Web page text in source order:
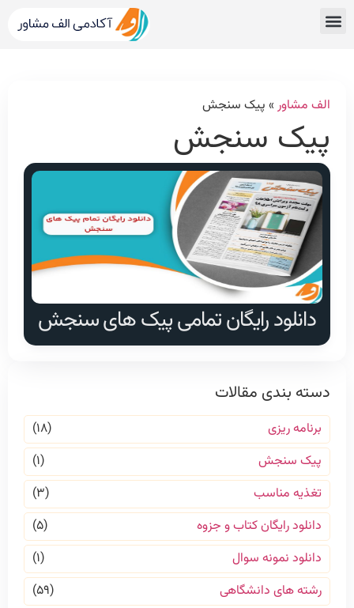
الف مشاور » پیک سنجش
پیک سنجش
دانلود رایگان تمامی پیک های سنجش
دسته بندی مقالات
برنامه ریزی
(۱۸)
پیک سنجش
(۱)
تغذیه مناسب
(۳)
دانلود رایگان کتاب و جزوه
(۵)
دانلود نمونه سوال
(۱)
رشته های دانشگاهی
(۵۹)